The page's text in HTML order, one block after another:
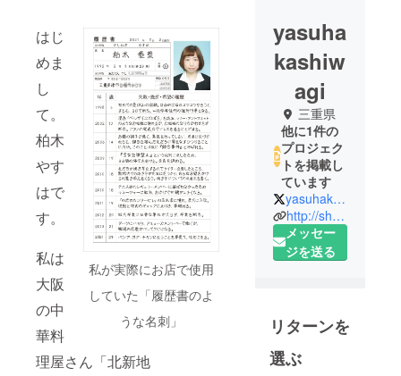
私が実際にお店で使用
していた「履歴書のよ
うな名刺」
はじ
めま
し
て。
柏木
やす
はで
す。
私は
大阪
の中
華料
理屋さん「北新地
yasuha
kashiw
agi
三重県
他に1件の
プロジェク
トを掲載し
ています
yasuhakashiwagi
http://sharelover.info/
メッセー
ジを送る
リターンを
選ぶ